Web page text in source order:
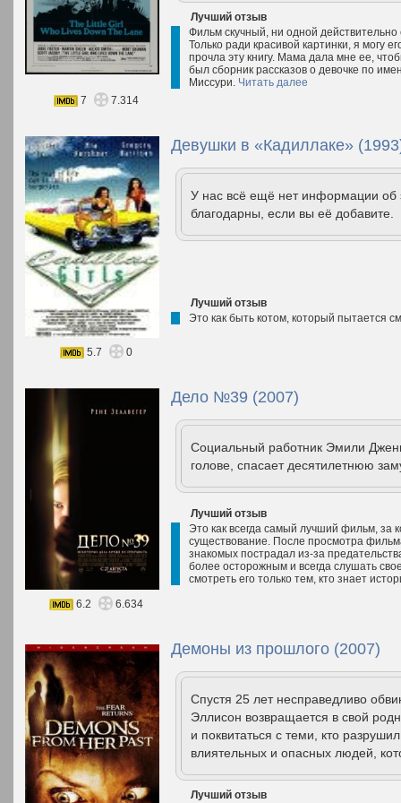
Лучший отзыв
Фильм скучный, ни одной
Только ради красивой картинки, я могу
прочла эту книгу. Мама дала мне ее,
был сборник рассказов о девочке по
Миссури. Читать далее
7
7.314
Девушки в «Кадиллаке»
У нас всё ещё нет информации
благодарны, если вы её добавите.
Лучший отзыв
Это как быть котом, который пытается
5.7 0
Дело №39 (2007)
Социальный работник Эмили
голове, спасает десятилетнюю
Лучший отзыв
Это как всегда самый лучший фильм, за
существование. После просмотра
знакомых пострадал из-за
более осторожным и всегда слушать
смотреть его только тем, кто знает
6.2
6.634
Демоны из прошлого (2007)
Спустя 25 лет несправедливо
Эллисон возвращается в свой
и поквитаться с теми, кто
влиятельных и опасных людей,
Лучший отзыв